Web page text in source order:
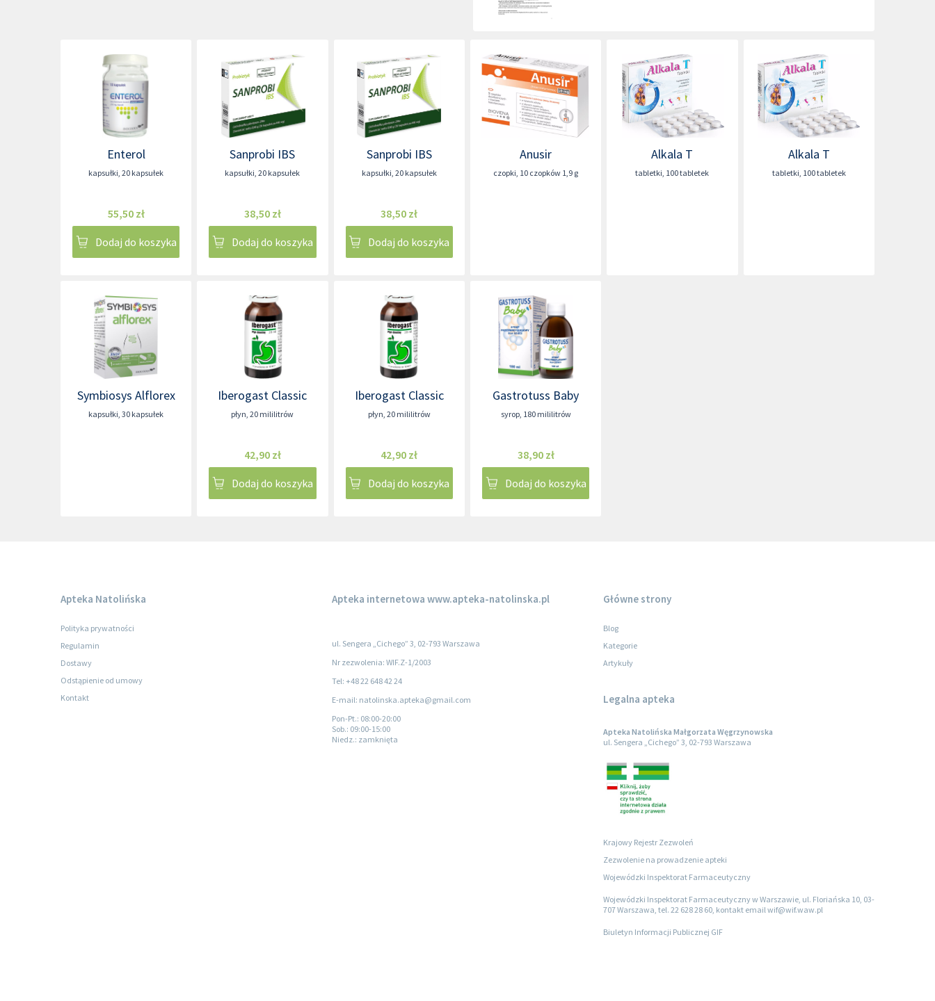
Enterol
kapsułki ,20 kapsułek
55,50 zł
Dodaj do koszyka
Sanprobi IBS
kapsułki ,20 kapsułek
38,50 zł
Dodaj do koszyka
Sanprobi IBS
kapsułki 20 kapsułek
38,50 zł
Dodaj do koszyka
Anusir
czopki 10 czopków 1,9 g
Alkala T
tabletki 100 tabletek
Alkala T
tabletki 100 tabletek
Symbiosys Alflorex
kapsułki ,30 kapsułek
Iberogast Classic
płyn ,20 mililitrów
42,90 zł
Dodaj do koszyka
Iberogast Classic
płyn 20 mililitrów
42,90 zł
Dodaj do koszyka
Gastrotuss Baby
syrop, 180 mililitrów
38,90 zł
Dodaj do koszyka
Apteka Natolińska
Polityka prywatności
Regulamin
Dostawy
Odstąpienie od umowy
Kontakt
Apteka internetowa www.apteka-natolinska.pl
ul. Sengera „Cichego” 3, 02-793 Warszawa
Nr zezwolenia: WIF.Z-1/2003
Tel: +48 22 648 42 24
E-mail: natolinska.apteka@gmail.com
Pon-Pt.: 08:00-20:00
Sob.: 09:00-15:00
Niedz.: zamknięta
Główne strony
Blog
Kategorie
Artykuły
Legalna apteka
Apteka Natolińska Małgorzata Węgrzynowska
ul. Sengera „Cichego” 3, 02-793 Warszawa
Krajowy Rejestr Zezwoleń
Zezwolenie na prowadzenie apteki
Wojewódzki Inspektorat Farmaceutyczny
Wojewódzki Inspektorat Farmaceutyczny w Warszawie, ul. Floriańska 10, 03-
707 Warszawa, tel. 22 628 28 60, kontakt email wif@wif.waw.pl
Biuletyn Informacji Publicznej GIF